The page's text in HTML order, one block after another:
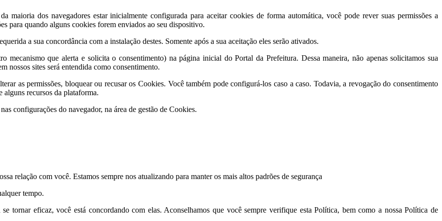
maioria dos navegadores estar inicialmente configurada para aceitar cookies de forma automática, você pode rever suas permissões a
para quando alguns cookies forem enviados ao seu dispositivo.
a sua concordância com a instalação destes. Somente após a sua aceitação eles serão ativados.
mecanismo que alerta e solicita o consentimento) na página inicial do Portal da Prefeitura. Dessa maneira, não apenas solicitamos sua
nossos sites será entendida como consentimento.
as permissões, bloquear ou recusar os Cookies. Você também pode configurá-los caso a caso. Todavia, a revogação do consentimento
recursos da plataforma.
configurações do navegador, na área de gestão de Cookies.
relação com você. Estamos sempre nos atualizando para manter os mais altos padrões de segurança
tempo.
tornar eficaz, você está concordando com elas. Aconselhamos que você sempre verifique esta Política, bem como a nossa Política de